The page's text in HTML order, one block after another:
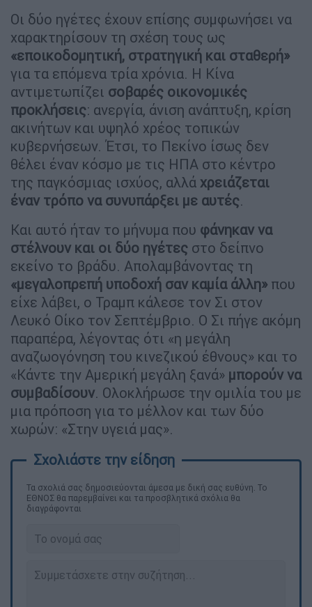
Οι δύο ηγέτες έχουν επίσης συμφωνήσει να
χαρακτηρίσουν τη σχέση τους ως
«εποικοδομητική, στρατηγική και σταθερή»
για τα επόμενα τρία χρόνια. Η Κίνα
αντιμετωπίζει σοβαρές οικονομικές
προκλήσεις: ανεργία, άνιση ανάπτυξη, κρίση
ακινήτων και υψηλό χρέος τοπικών
κυβερνήσεων. Έτσι, το Πεκίνο ίσως δεν
θέλει έναν κόσμο με τις ΗΠΑ στο κέντρο
της παγκόσμιας ισχύος, αλλά χρειάζεται
έναν τρόπο να συνυπάρξει με αυτές.
Και αυτό ήταν το μήνυμα που φάνηκαν να
στέλνουν και οι δύο ηγέτες στο δείπνο
εκείνο το βράδυ. Απολαμβάνοντας τη
«μεγαλοπρεπή υποδοχή σαν καμία άλλη» που
είχε λάβει, ο Τραμπ κάλεσε τον Σι στον
Λευκό Οίκο τον Σεπτέμβριο. Ο Σι πήγε ακόμη
παραπέρα, λέγοντας ότι «η μεγάλη
αναζωογόνηση του κινεζικού έθνους» και το
«Κάντε την Αμερική μεγάλη ξανά» μπορούν να
συμβαδίσουν. Ολοκλήρωσε την ομιλία του με
μια πρόποση για το μέλλον και των δύο
χωρών: «Στην υγειά μας».
Τα σχολιά σας δημοσιεύονται άμεσα με δική σας ευθύνη. Το
ΕΘΝΟΣ θα παρεμβαίνει και τα προσβλητικά σχόλια θα
διαγράφονται